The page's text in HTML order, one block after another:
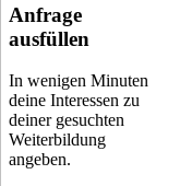
Anfrage
ausfüllen
In wenigen Minuten
deine Interessen zu
deiner gesuchten
Weiterbildung
angeben.